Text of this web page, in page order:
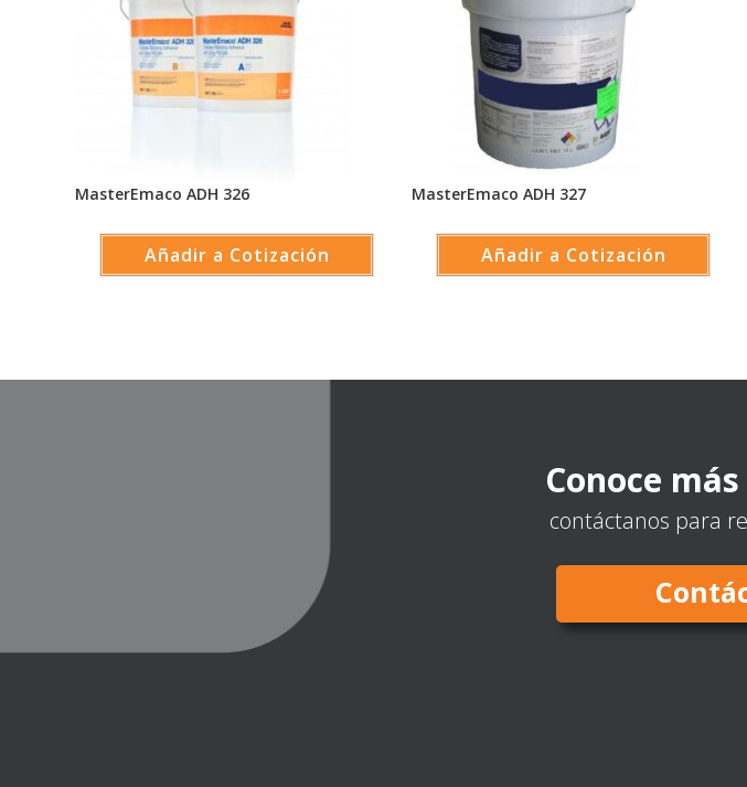
MasterEmaco ADH 326
Añadir a Cotización
MasterEmaco ADH 327
Añadir a Cotización
Conoce
contáctanos para